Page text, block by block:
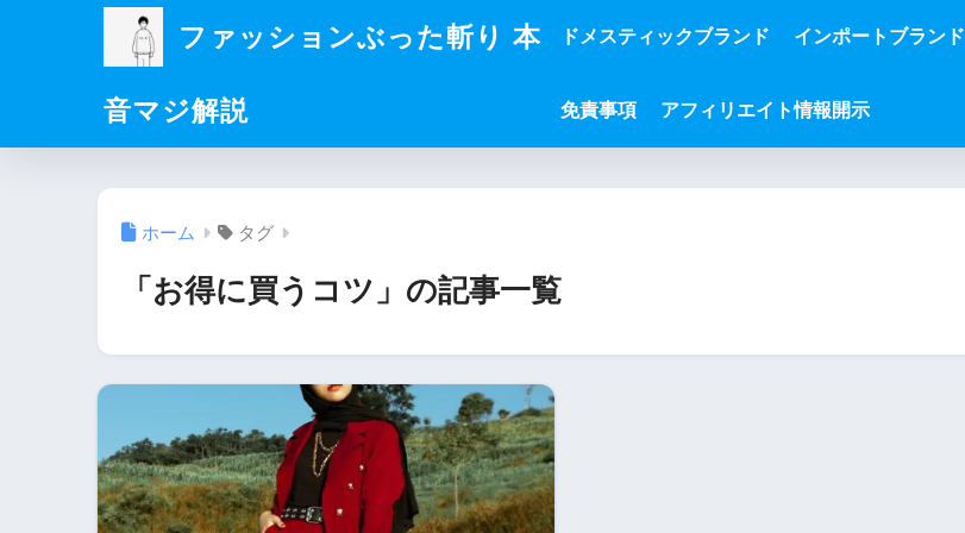
ファッションぶった斬り 本
音マジ解説
ドメスティックブランド インポートブランド
免責事項 アフィリエイト情報開示
ホーム タグ
「お得に買うコツ」の記事一覧